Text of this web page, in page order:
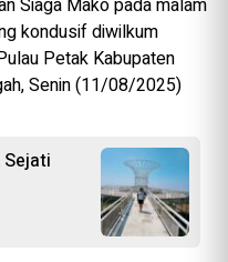
Siaga Mako pada malam
kondusif diwilkum
Petak Kabupaten
Senin (11/08/2025)
Sejati